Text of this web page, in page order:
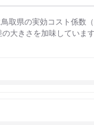
鳥取県の実効コスト係数
大きさを加味していま